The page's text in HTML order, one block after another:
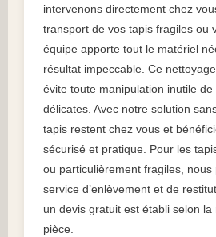
intervenons directement chez
transport de vos tapis fragiles ou
équipe apporte tout le matériel
résultat impeccable. Ce
évite toute manipulation inutile
délicates. Avec notre solution
tapis restent chez vous et
sécurisé et pratique. Pour les
ou particulièrement fragiles, nous
service d’enlèvement et de
un devis gratuit est établi selon
pièce.